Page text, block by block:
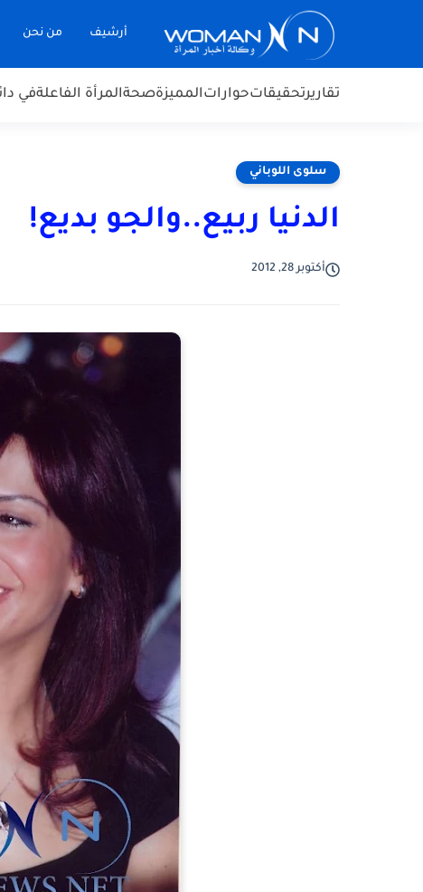
أرشيف من نحن
تقاريرتحقيقاتحواراتالمميزةصحةالمرأة الفاعلةفي
سلوى اللوباني
الدنيا ربيع..والجو بديع!
أكتوبر 28, 2012